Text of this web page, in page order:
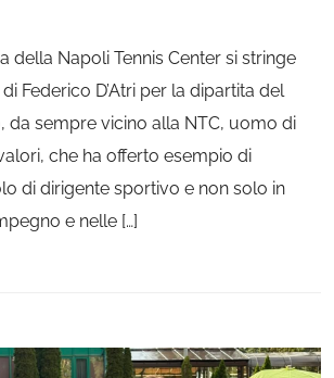
della Napoli Tennis Center si stringe
Federico D’Atri per la dipartita del
da sempre vicino alla NTC, uomo di
che ha offerto esempio di
di dirigente sportivo e non solo in
e nelle […]